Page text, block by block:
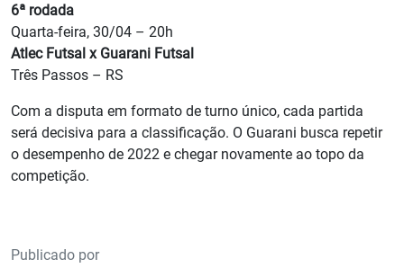
6ª rodada
Quarta-feira, 30/04 – 20h
Atlec Futsal x Guarani Futsal
Três Passos – RS
Com a disputa em formato de turno único, cada partida
será decisiva para a classificação. O Guarani busca repetir
o desempenho de 2022 e chegar novamente ao topo da
competição.
Publicado por